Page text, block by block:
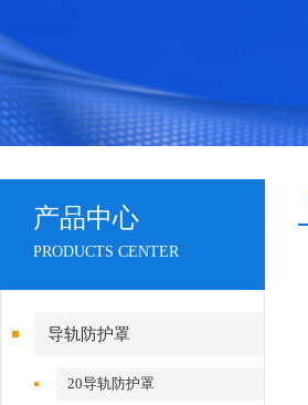
产品中心
PRODUCTS CENTER
导轨防护罩
20导轨防护罩